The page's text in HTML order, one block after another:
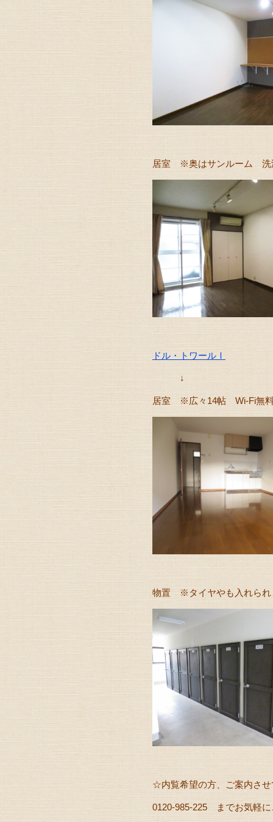
居室 ※奥はサンルーム 洗
ドル・トワールⅠ
↓
居室 ※広々14帖 Wi-Fi無料
物置 ※タイヤやも入れられ
☆内覧希望の方、ご案内さ
0120-985-225 までお気軽に